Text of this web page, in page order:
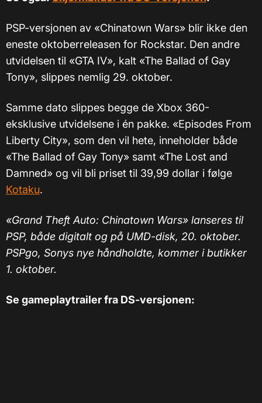
PSP-versjonen av «Chinatown Wars» blir ikke den
eneste oktoberreleasen for Rockstar. Den andre
utvidelsen til «GTA IV», kalt «The Ballad of Gay
Tony», slippes nemlig 29. oktober.
Samme dato slippes begge de Xbox 360-
eksklusive utvidelsene i én pakke. «Episodes From
Liberty City», som den vil hete, inneholder både
«The Ballad of Gay Tony» samt «The Lost and
Damned» og vil bli priset til 39,99 dollar i følge
Kotaku.
«Grand Theft Auto: Chinatown Wars» lanseres til
PSP, både digitalt og på UMD-disk, 20. oktober.
PSPgo, Sonys nye håndholdte, kommer i butikker
1. oktober.
Se gameplaytrailer fra DS-versjonen: